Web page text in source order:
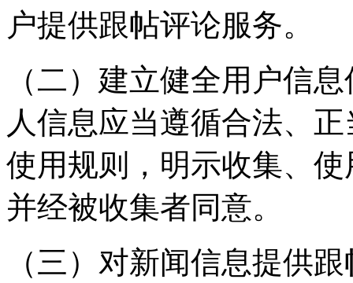
户提供跟帖评论服务。
（二）建立健全用户信
人信息应当遵循合法、
使用规则，明示收集、
并经被收集者同意。
（三）对新闻信息提供